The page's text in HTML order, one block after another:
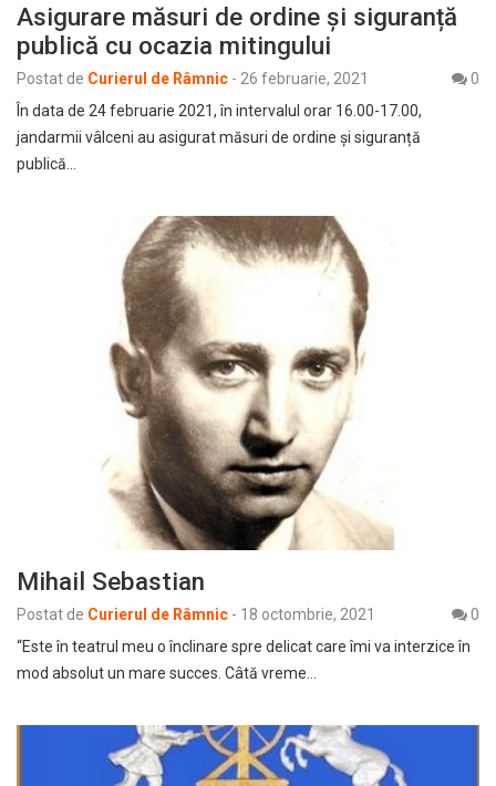
Asigurare măsuri de ordine și siguranță
publică cu ocazia mitingului
Postat de Curierul de Râmnic - 26 februarie, 2021
0
În data de 24 februarie 2021, în intervalul orar 16.00-17.00,
jandarmii vâlceni au asigurat măsuri de ordine și siguranță
publică…
Mihail Sebastian
Postat de Curierul de Râmnic - 18 octombrie, 2021
0
“Este în teatrul meu o înclinare spre delicat care îmi va interzice în
mod absolut un mare succes. Câtă vreme…